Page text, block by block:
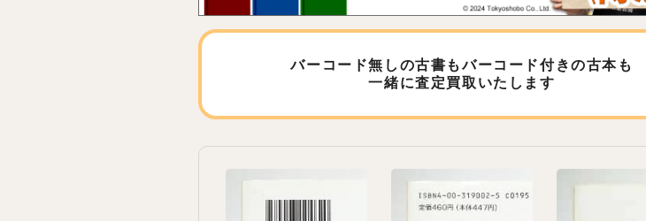
バーコード無しの古書もバーコード付きの古本も
一緒に査定買取いたします